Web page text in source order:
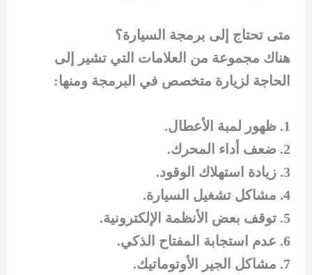
متى تحتاج إلى برمجة السيارة؟
هناك مجموعة من العلامات التي تشير إلى
الحاجة لزيارة متخصص في البرمجة ومنها:
ظهور لمبة الأعطال.
ضعف أداء المحرك.
زيادة استهلاك الوقود.
مشاكل تشغيل السيارة.
توقف بعض الأنظمة الإلكترونية.
عدم استجابة المفتاح الذكي.
مشاكل الجير الأوتوماتيك.